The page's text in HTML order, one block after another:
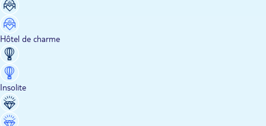
Hôtel de charme
Insolite